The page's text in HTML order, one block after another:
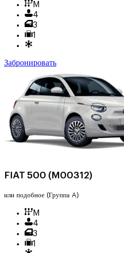
M
4
3
1
Забронировать
FIAT 500 (M00312)
или подобное (Группа A)
M
4
3
1